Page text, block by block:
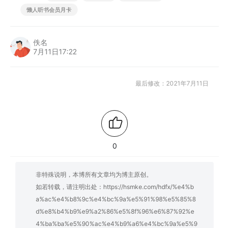
懒人听书会员月卡
佚名
7月11日17:22
最后修改：2021年7月11日
0
非特殊说明，本博所有文章均为博主原创。
如若转载，请注明出处： https://hsmke.com/hdfx/%e4%b
a%ac%e4%b8%9c%e4%bc%9a%e5%91%98%e5%85%8
d%e8%b4%b9%e9%a2%86%e5%8f%96%e6%87%92%e
4%ba%ba%e5%90%ac%e4%b9%a6%e4%bc%9a%e5%9